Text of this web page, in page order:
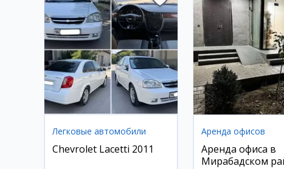
Легковые автомобили
Chevrolet Lacetti 2011
Аренда офисов
Аренда офиса в
Мирабадском